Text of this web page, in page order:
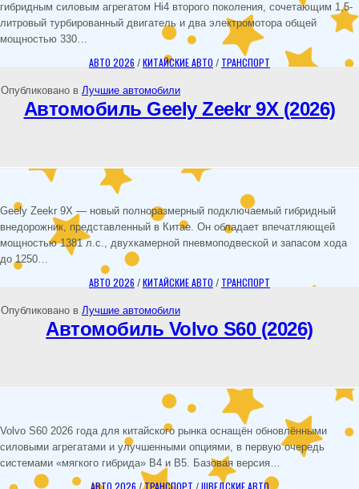
гибридным силовым агрегатом Hi4 второго поколения, сочетающим 1,5-
литровый турбированный двигатель и два электромотора общей
мощностью 330…
АВТО 2026 /КИТАЙСКИЕ АВТО / ТРАНСПОРТ
Опубликовано в Лучшие автомобили
Автомобиль Geely Zeekr 9X (2026)
Geely Zeekr 9X — новый полноразмерный подключаемый гибридный
внедорожник, представленный в Китае. Он обладает впечатляющей
мощностью 1381 л.с., двухкамерной пневмоподвеской и запасом хода
до 1250…
АВТО 2026 /КИТАЙСКИЕ АВТО / ТРАНСПОРТ
Опубликовано в Лучшие автомобили
Автомобиль Volvo S60 (2026)
Volvo S60 2026 года для китайского рынка оснащён обновлёнными
силовыми агрегатами и улучшенными опциями, в первую очередь
системами «мягкого гибрида» B4 и B5. Базовая версия…
АВТО 2026 /ТРАНСПОРТ /ШВЕДСКИЕ АВТО